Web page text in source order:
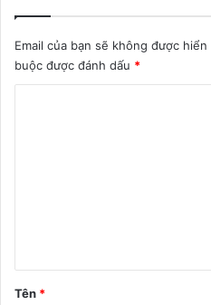
Email của bạn sẽ không được
buộc được đánh dấu *
n
Tên *